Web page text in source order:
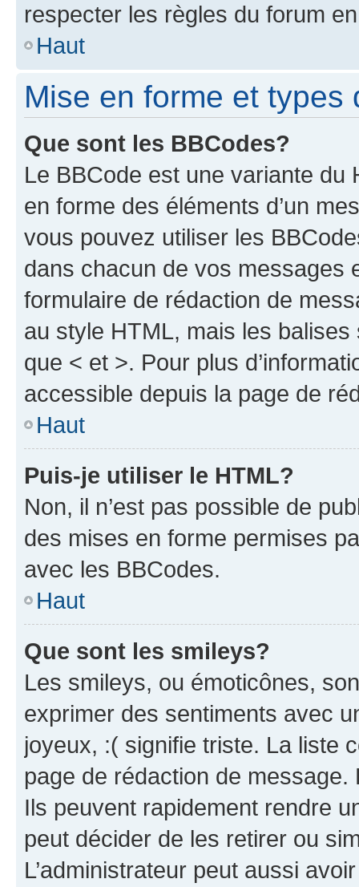
respecter les règles du forum
Haut
Mise en forme et types
Que sont les BBCodes?
Le BBCode est une variante du
en forme des éléments d’un
vous pouvez utiliser les
dans chacun de vos messages
formulaire de rédaction de
au style HTML, mais les
que < et >. Pour plus
accessible depuis la page de
Haut
Puis-je utiliser le HTML?
Non, il n’est pas possible de
des mises en forme permises
avec les BBCodes.
Haut
Que sont les smileys?
Les smileys, ou émoticônes,
exprimer des sentiments avec
joyeux, :( signifie triste. La liste
page de rédaction de
Ils peuvent rapidement rendre
peut décider de les retirer ou
L’administrateur peut aussi